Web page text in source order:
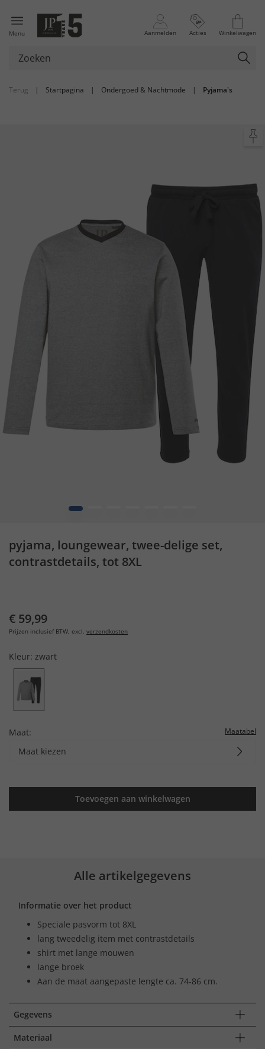
Menu Aanmelden Acties Winkelwagen
Terug | Startpagina | Ondergoed & Nachtmode | Pyjama's
1
pyjama, loungewear, twee-delige set,
contrastdetails, tot 8XL
€ 59,99
Prijzen inclusief BTW, excl. verzendkosten
Kleur: zwart
Maat: Maatabel
Maat kiezen
Toevoegen aan winkelwagen
Alle artikelgegevens
Informatie over het product
Speciale pasvorm tot 8XL
lang tweedelig item met contrastdetails
shirt met lange mouwen
lange broek
Aan de maat aangepaste lengte ca. 74-86 cm.
Gegevens
Materiaal